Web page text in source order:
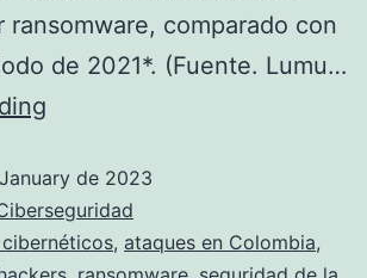
ransomware, comparado con
de 2021*. (Fuente. Lumu…
de 2023
, ataques en Colombia,